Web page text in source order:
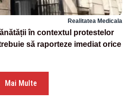
Realitatea Medicala
în contextul protestelor
să raporteze imediat orice
Mai Multe